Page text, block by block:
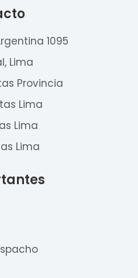
1095
Lima
Provincia
Lima
Lima
Lima